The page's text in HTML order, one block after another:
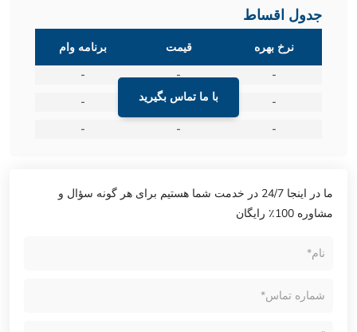
جدول اقساط
با ما تماس بگیرید
نرخ بهره قیمت
برنامه وام
-
-
-
-
-
-
-
-
-
ما در اینجا 24/7 در خدمت شما هستیم برای هر گونه سؤال و
مشاوره 100٪ رایگان